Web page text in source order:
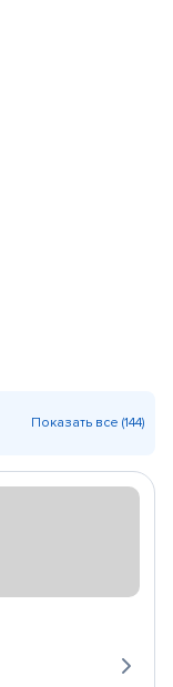
Показать все (144)